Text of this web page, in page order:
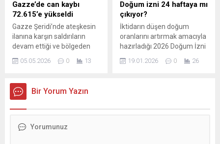
Toplantıya, Süper Lig
kulüplerinin başkanları ile
yöneticileri davet edildi. Bu
buluşmada yeni sezon
takvimi,...
ayının bereketini birlikte
paylaşmanın mutluluğunu
yaşadığımız bu güzel günde,
dayanışma ve kardeşlik
duygularımızı
güçlendirmeye devam
Gazze’de can kaybı
72.615’e yükseldi
Gazze Şeridi’nde ateşkesin
ilanına karşın saldırıların
devam ettiği ve bölgeden
gelen yeni can kaybı
verilerinin tabloyu
Sağlık Bakanlığı’nın
paylaştığı son bilgiler, son
olduğunu gösteriyor.
05.05.2026 0 13
Doğum izni 24 haftaya mı
çıkıyor?
İktidarın düşen doğum
oranlarını artırmak amacıyla
hazırladığı 2026 Doğum İzni
Paketine dair detaylar
ortaya çıkıyor. 2026 DOĞUM
19.01.2026 0 26
Bir Yorum Yazın